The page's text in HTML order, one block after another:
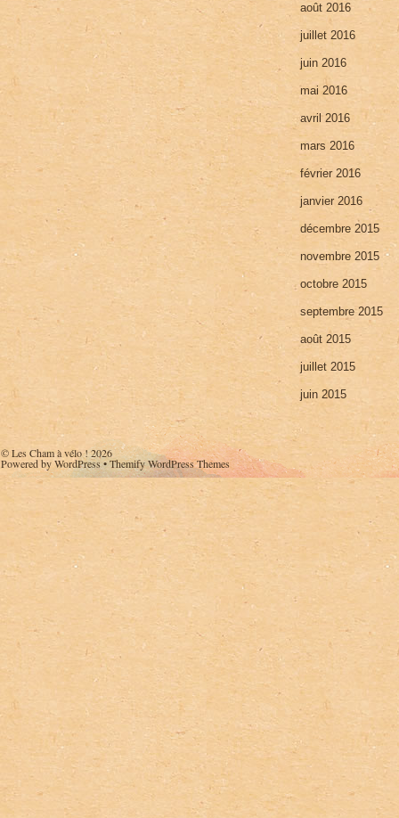
août 2016
juillet 2016
juin 2016
mai 2016
avril 2016
mars 2016
février 2016
janvier 2016
décembre 2015
novembre 2015
octobre 2015
septembre 2015
août 2015
juillet 2015
juin 2015
©Les Cham à vélo !2026
Powered byWordPress•Themify WordPress Themes